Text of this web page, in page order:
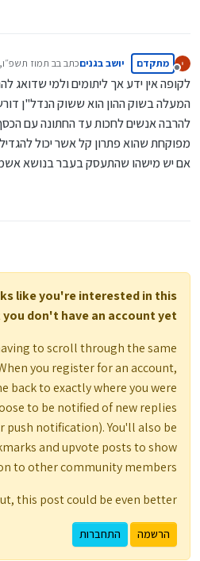
מנותק
מתקדם יושב בגניםכתב בב תמוז תשפ״ו, 21:41
נערך לאחרונה על ידי
לקופה אין ידע אך ליתומים ולמי שדואג
המעלה בשוק ההון הוא ששוק הנדל"ן
להרבה אנשים לחכות עד החתונה עם
מפוקחת שהוא פתרון קל אשר יכול
אם יש מישהו שהתעסק בעבר בנושא אשמח
like you're interested in this
don't have an account yet.
to scroll through the same
you register for an account,
back to exactly where you were
to be notified of new replies
push notification). You'll also be
and upvote posts to show
to other community members.
this post could be even better 💗
הרשמה התחברות